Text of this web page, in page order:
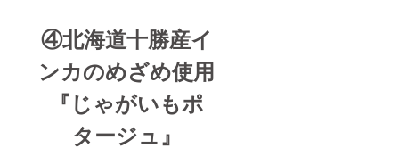
④北海道十勝産イ
ンカのめざめ使用
『じゃがいもポ
タージュ』